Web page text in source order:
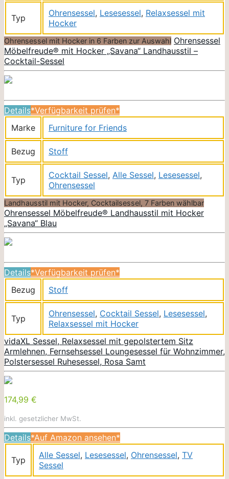
Typ Ohrensessel, Lesesessel, Relaxsessel mit
Hocker
Ohrensessel mit Hocker in 6 Farben zur Auswahl Ohrensessel
Möbelfreude® mit Hocker „Savana“ Landhausstil –
Cocktail-Sessel
Details*Verfügbarkeit prüfen*
Marke
Furniture for Friends
Bezug Stoff
Typ Cocktail Sessel, Alle Sessel, Lesesessel,
Ohrensessel
Landhausstil mit Hocker, Cocktailsessel, 7 Farben wählbar
Ohrensessel Möbelfreude® Landhausstil mit Hocker
„Savana“ Blau
Details*Verfügbarkeit prüfen*
Bezug
Stoff
Typ Ohrensessel, Cocktail Sessel, Lesesessel,
Relaxsessel mit Hocker
vidaXL Sessel, Relaxsessel mit gepolstertem Sitz
Armlehnen, Fernsehsessel Loungesessel für Wohnzimmer,
Polstersessel Ruhesessel, Rosa Samt
174,99 €
inkl. gesetzlicher MwSt.
Details*Auf Amazon ansehen*
Typ Alle Sessel, Lesesessel, Ohrensessel, TV
Sessel